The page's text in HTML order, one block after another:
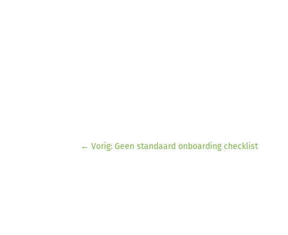
←Vorig: Geen standaard onboarding checklist